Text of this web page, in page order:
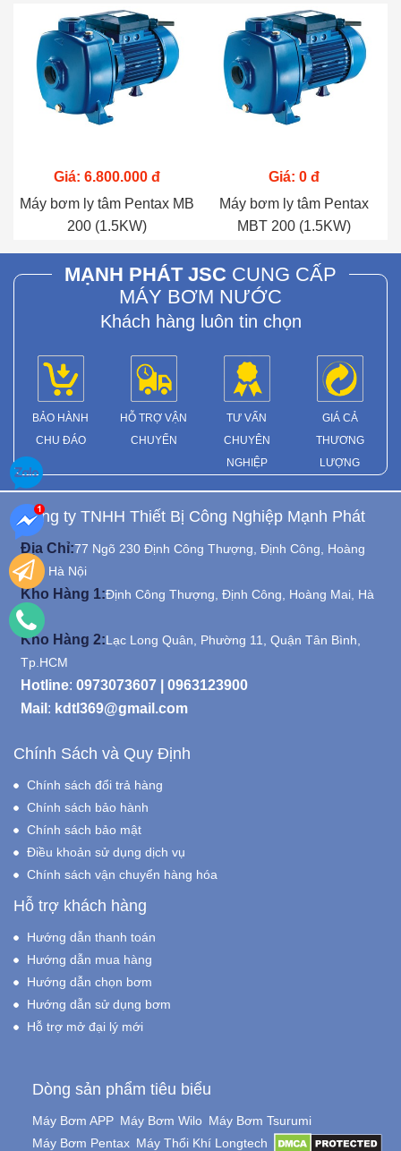
Giá: 6.800.000 đ
Máy bơm ly tâm Pentax MB
200 (1.5KW)
Giá: 0 đ
Máy bơm ly tâm Pentax
MBT 200 (1.5KW)
MẠNH PHÁT JSC CUNG CẤP
MÁY BƠM NƯỚC
Khách hàng luôn tin chọn
BẢO HÀNH
CHU ĐÁO
HỖ TRỢ VẬN
CHUYỂN
TƯ VẤN
CHUYÊN
NGHIỆP
GIÁ CẢ
THƯƠNG
LƯỢNG
Công ty TNHH Thiết Bị Công Nghiệp Mạnh Phát
Địa Chỉ:77 Ngõ 230 Định Công Thượng, Định Công, Hoàng
Mai, Hà Nội
Kho Hàng 1:Định Công Thượng, Định Công, Hoàng Mai, Hà
Nội
Kho Hàng 2:Lạc Long Quân, Phường 11, Quận Tân Bình,
Tp.HCM
Hotline: 0973073607
0963123900
Mail : kdtl369@gmail.com
Chính Sách và Quy Định
Chính sách đổi trả hàng
Chính sách bảo hành
Chính sách bảo mật
Điều khoản sử dụng dịch vụ
Chính sách vận chuyển hàng hóa
Hỗ trợ khách hàng
Hướng dẫn thanh toán
Hướng dẫn mua hàng
Hướng dẫn chọn bơm
Hướng dẫn sử dụng bơm
Hỗ trợ mở đại lý mới
Dòng sản phẩm tiêu biểu
Máy Bơm APP Máy Bơm Wilo Máy Bơm Tsurumi
Máy Bơm Pentax Máy Thổi Khí Longtech